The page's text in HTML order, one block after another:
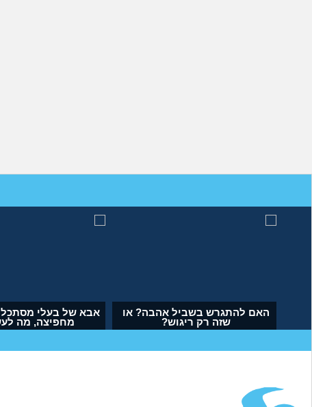
האם להתגרש בשביל אהבה? או
שזה רק ריגוש?
לעשות עם העובדה שאשתי
הרימה עליי ידיים?